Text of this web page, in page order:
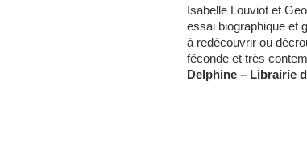
Isabelle Louviot et
essai biographique et
à redécouvrir ou
féconde et très
Delphine – Librairie